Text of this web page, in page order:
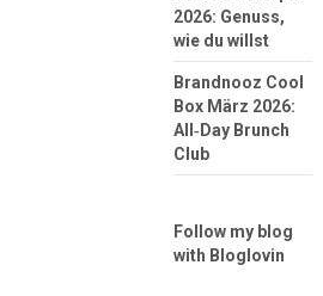
2026: Genuss,
wie du willst
Brandnooz Cool
Box März 2026:
All‑Day Brunch
Club
Follow my blog
with Bloglovin